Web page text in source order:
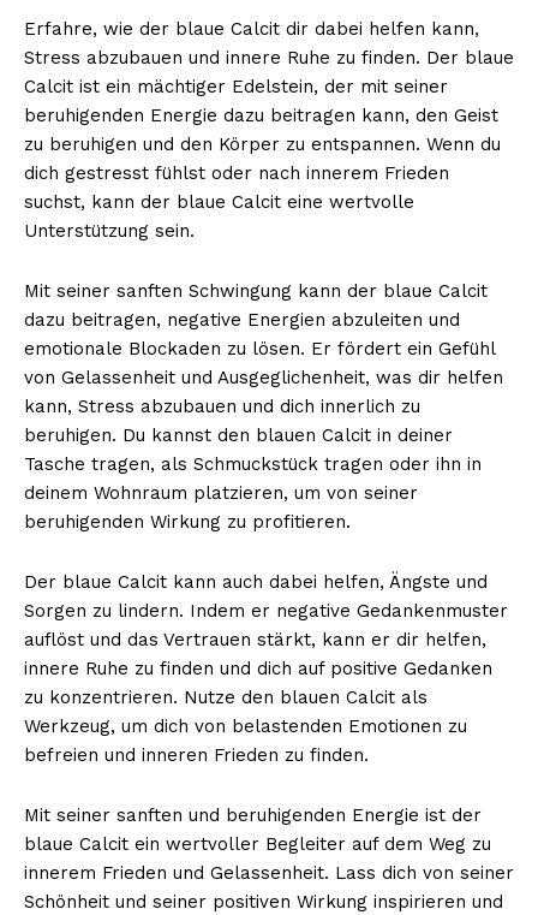
Erfahre, wie der blaue Calcit dir dabei helfen kann,
Stress abzubauen und innere Ruhe zu finden. Der blaue
Calcit ist ein mächtiger Edelstein, der mit seiner
beruhigenden Energie dazu beitragen kann, den Geist
zu beruhigen und den Körper zu entspannen. Wenn du
dich gestresst fühlst oder nach innerem Frieden
suchst, kann der blaue Calcit eine wertvolle
Unterstützung sein.
Mit seiner sanften Schwingung kann der blaue Calcit
dazu beitragen, negative Energien abzuleiten und
emotionale Blockaden zu lösen. Er fördert ein Gefühl
von Gelassenheit und Ausgeglichenheit, was dir helfen
kann, Stress abzubauen und dich innerlich zu
beruhigen. Du kannst den blauen Calcit in deiner
Tasche tragen, als Schmuckstück tragen oder ihn in
deinem Wohnraum platzieren, um von seiner
beruhigenden Wirkung zu profitieren.
Der blaue Calcit kann auch dabei helfen, Ängste und
Sorgen zu lindern. Indem er negative Gedankenmuster
auflöst und das Vertrauen stärkt, kann er dir helfen,
innere Ruhe zu finden und dich auf positive Gedanken
zu konzentrieren. Nutze den blauen Calcit als
Werkzeug, um dich von belastenden Emotionen zu
befreien und inneren Frieden zu finden.
Mit seiner sanften und beruhigenden Energie ist der
blaue Calcit ein wertvoller Begleiter auf dem Weg zu
innerem Frieden und Gelassenheit. Lass dich von seiner
Schönheit und seiner positiven Wirkung inspirieren und